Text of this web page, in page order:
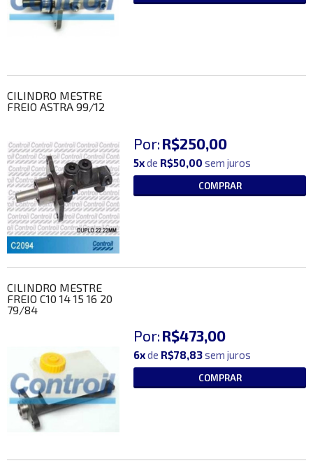
CILINDRO MESTRE
FREIO ASTRA 99/12
Por: R$250,00
5xde R$50,00 sem juros
COMPRAR
CILINDRO MESTRE
FREIO C10 14 15 16 20
79/84
Por: R$473,00
6xde R$78,83sem juros
COMPRAR